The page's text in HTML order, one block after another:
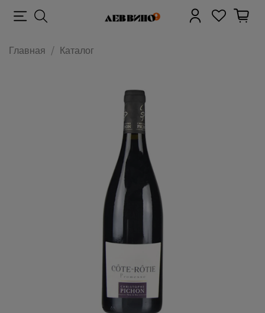
Главная Каталог